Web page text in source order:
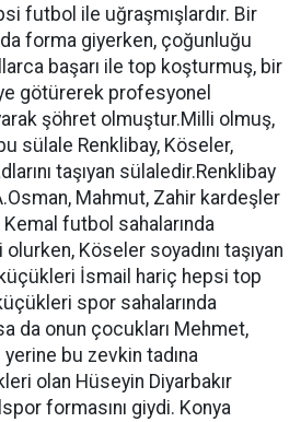
futbol ile uğraşmışlardır. Bir
forma giyerken, çoğunluğu
başarı ile top koşturmuş, bir
götürerek profesyonel
şöhret olmuştur.Milli olmuş,
sülale Renklibay, Köseler,
taşıyan sülaledir.Renklibay
Mahmut, Zahir kardeşler
Kemal futbol sahalarında
Köseler soyadını taşıyan
İsmail hariç hepsi top
spor sahalarında
da onun çocukları Mehmet,
bu zevkin tadına
olan Hüseyin Diyarbakır
formasını giydi. Konya